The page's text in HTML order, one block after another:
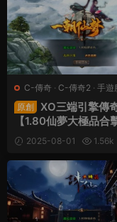
C-傳奇 · C-傳奇2 · 手遊
端遊服務端
原創
XO三端引擎傳
【1.80仙夢大極品合
n一鍵服務端+PC安
三端+加密工具+視頻
程
2025-08-01 1.56k